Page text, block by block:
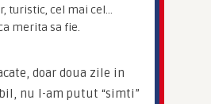
turistic, cel mai cel…
merita sa fie.
doar doua zile in
nu l-am putut “simti”